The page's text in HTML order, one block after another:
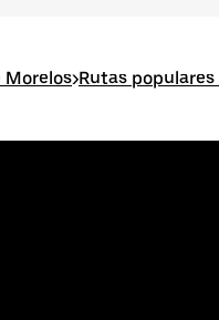
Morelos>Rutas